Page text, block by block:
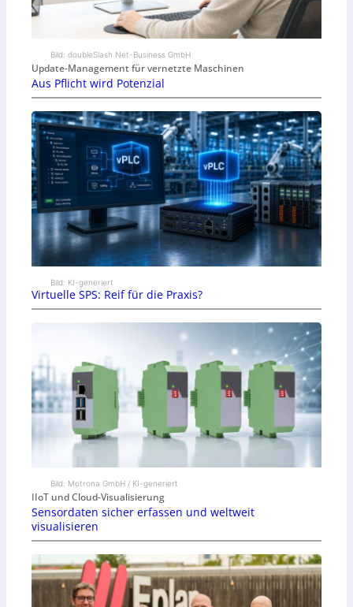
Bild: doubleSlash Net-Business GmbH
Update-Management für vernetzte Maschinen
Aus Pflicht wird Potenzial
Bild: KI-generiert
Virtuelle SPS: Reif für die Praxis?
Bild: Motrona GmbH / KI-generiert
IIoT und Cloud-Visualisierung
Sensordaten sicher erfassen und weltweit
visualisieren